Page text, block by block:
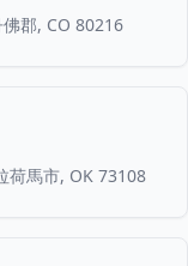
郡, CO 80216
馬市, OK 73108